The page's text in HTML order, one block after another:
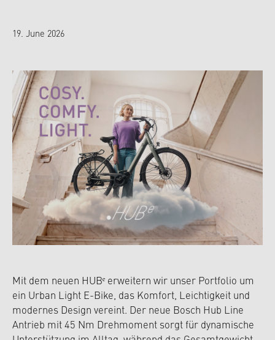
19. June 2026
Mit dem neuen HUBᵉ erweitern wir unser Portfolio um
ein Urban Light E-Bike, das Komfort, Leichtigkeit und
modernes Design vereint. Der neue Bosch Hub Line
Antrieb mit 45 Nm Drehmoment sorgt für dynamische